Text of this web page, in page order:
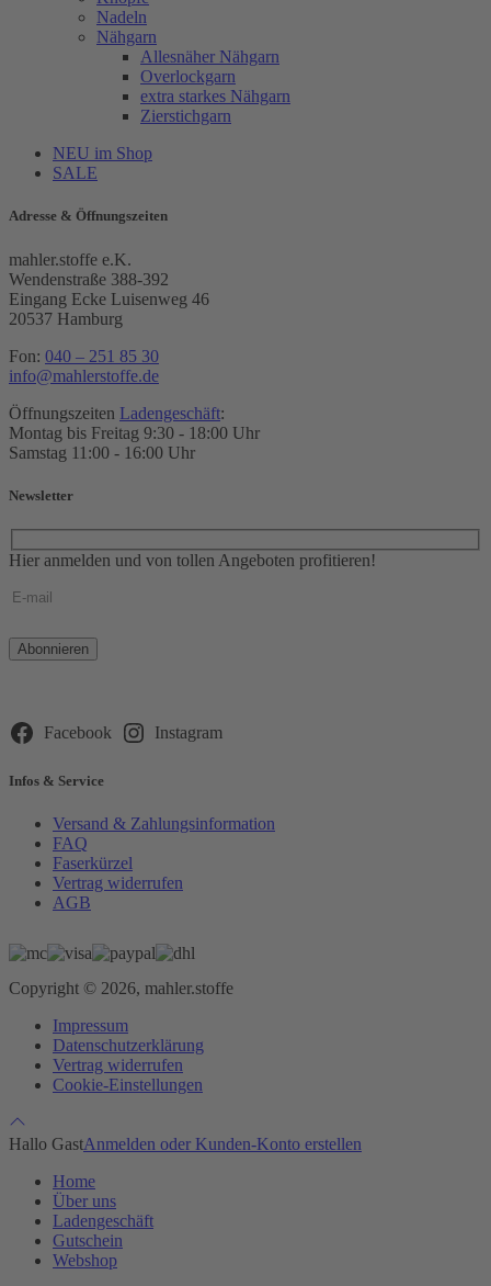
Nadeln
Nähgarn
Allesnäher Nähgarn
Overlockgarn
extra starkes Nähgarn
Zierstichgarn
NEU im Shop
SALE
Adresse & Öffnungszeiten
mahler.stoffe e.K.
Wendenstraße 388-392
Eingang Ecke Luisenweg 46
20537 Hamburg
Fon: 040 – 251 85 30
info@mahlerstoffe.de
Öffnungszeiten Ladengeschäft:
Montag bis Freitag 9:30 - 18:00 Uhr
Samstag 11:00 - 16:00 Uhr
Newsletter
Hier anmelden und von tollen Angeboten profitieren!
Bitte
lasse
leer.
Facebook Instagram
Infos & Service
Versand & Zahlungsinformation
FAQ
Faserkürzel
Vertrag widerrufen
AGB
Copyright © 2026, mahler.stoffe
Impressum
Datenschutzerklärung
Vertrag widerrufen
Cookie-Einstellungen
Hallo GastAnmelden oder Kunden-Konto erstellen
Home
Über uns
Ladengeschäft
Gutschein
Webshop